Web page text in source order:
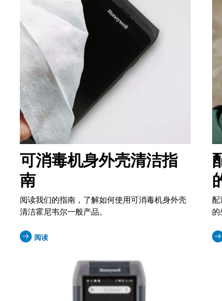
可消毒机身外壳清洁指
南
阅读我们的指南，了解如何使用可消毒机身外壳
清洁霍尼韦尔一般产品。
阅读
配